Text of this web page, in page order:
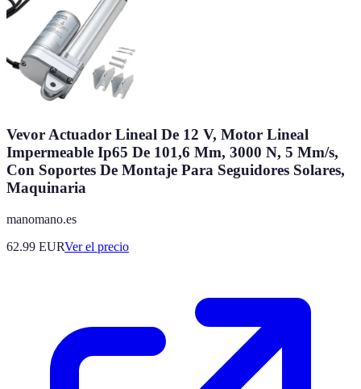
Vevor Actuador Lineal De 12 V, Motor Lineal
Impermeable Ip65 De 101,6 Mm, 3000 N, 5 Mm/s,
Con Soportes De Montaje Para Seguidores Solares,
Maquinaria
manomano.es
62.99 EURVer el precio